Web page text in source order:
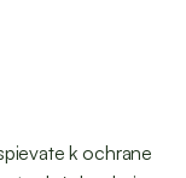
k ochrane